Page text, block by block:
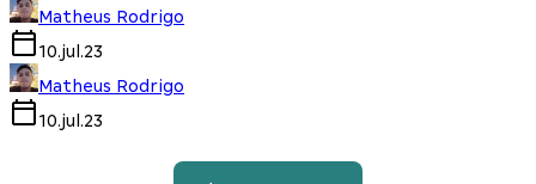
Matheus Rodrigo
10.jul.23
Matheus Rodrigo
10.jul.23